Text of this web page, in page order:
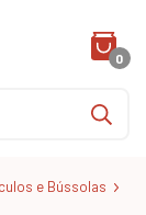
0
e Bússolas